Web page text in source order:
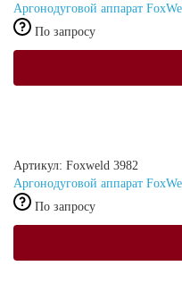
Аргонодуговой аппарат
По запросу
Артикул: Foxweld 3982
Аргонодуговой аппарат
По запросу